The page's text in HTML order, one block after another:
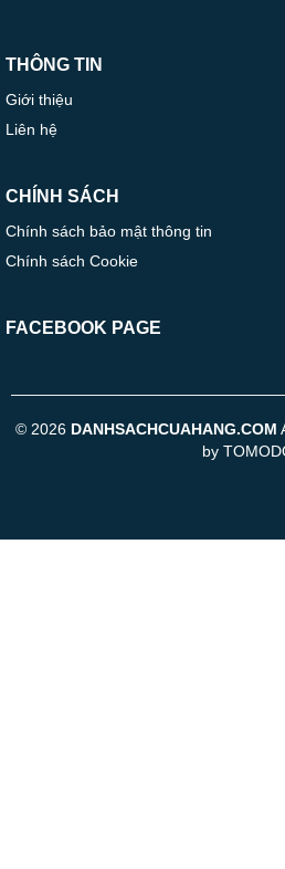
THÔNG TIN
Giới thiệu
Liên hệ
CHÍNH SÁCH
Chính sách bảo mật thông tin
Chính sách Cookie
FACEBOOK PAGE
© 2026 DANHSACHCUAHANG.COM
by